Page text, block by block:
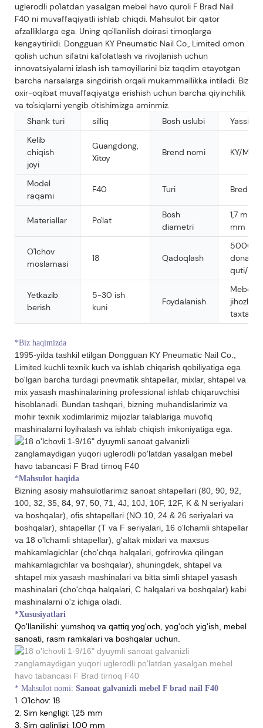
uglerodli po'latdan yasalgan mebel havo quroli F Brad Nail
F40 ni muvaffaqiyatli ishlab chiqdi. Mahsulot bir qator
afzalliklarga ega. Uning qo'llanilish doirasi tirnoqlarga
kengaytirildi. Dongguan KY Pneumatic Nail Co., Limited omon
qolish uchun sifatni kafolatlash va rivojlanish uchun
innovatsiyalarni izlash ish tamoyillarini biz taqdim etayotgan
barcha narsalarga singdirish orqali mukammallikka intiladi. Biz
oxir-oqibat muvaffaqiyatga erishish uchun barcha qiyinchilik
va to'siqlarni yengib o'tishimizga aminmiz.
Shank turi
silliq Bosh uslubi
Yassi
Kelib
chiqish
joyi
Guangdong,
Xitoy
Brend nomi KY/
Model
raqami
F40 Turi Bred
Materiallar Po'lat
Bosh
diametri
1,7 mm-
mm
O'lchov
moslamasi
18 Qadoqlash
5000
dona/
quti/
Yetkazib
berish
5-30 ish
kuni
Foydalanish
Mebel,
jihozlari,
taxta
*Biz haqimizda
1995-yilda tashkil etilgan Dongguan KY Pneumatic Nail Co.,
Limited kuchli texnik kuch va ishlab chiqarish qobiliyatiga ega
bo'lgan barcha turdagi pnevmatik shtapellar, mixlar, shtapel va
mix yasash mashinalarining professional ishlab chiqaruvchisi
hisoblanadi. Bundan tashqari, bizning muhandislarimiz va
mohir texnik xodimlarimiz mijozlar talablariga muvofiq
mashinalarni loyihalash va ishlab chiqish imkoniyatiga ega.
*Mahsulot haqida
Bizning asosiy mahsulotlarimiz sanoat shtapellari (80, 90, 92,
100, 32, 35, 84, 97, 50, 71, 4J, 10J, 10F, 12F, K & N seriyalari
va boshqalar), ofis shtapellari (NO.10, 24 & 26 seriyalari va
boshqalar), shtapellar (T va F seriyalari, 16 o'lchamli shtapellar
va 18 o'lchamli shtapellar), g'altak mixlari va maxsus
mahkamlagichlar (cho'chqa halqalari, gofrirovka qilingan
mahkamlagichlar va boshqalar), shuningdek, shtapel va
shtapel mix yasash mashinalari va bitta simli shtapel yasash
mashinalari (cho'chqa halqalari, C halqalari va boshqalar) kabi
mashinalarni o'z ichiga oladi.
*Xususiyatlari
Qo'llanilishi: yumshoq va qattiq yog'och, yog'och yig'ish, mebel
sanoati, rasm ramkalari va boshqalar uchun.
* Mahsulot nomi: Sanoat galvanizli mebel F brad nail F40
1. O'lchov: 18
2. Sim kengligi: 1,25 mm
3. Sim qalinligi: 1.00 mm